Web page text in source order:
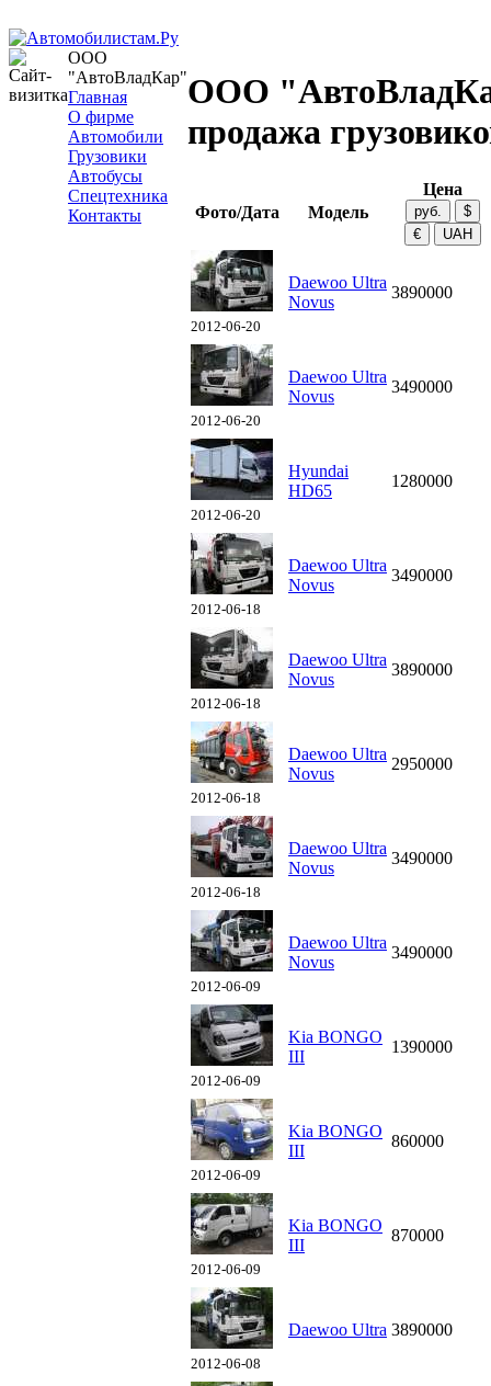
ООО
"АвтоВладКар"
Главная
О фирме
Автомобили
Грузовики
Автобусы
Спецтехника
Контакты
ООО
продажа
Фото/Дата Модель
Цена
2012-06-20
Daewoo Ultra
Novus
3890000
2012-06-20
Daewoo Ultra
Novus
3490000
2012-06-20
Hyundai
HD65
1280000
2012-06-18
Daewoo Ultra
Novus
3490000
2012-06-18
Daewoo Ultra
Novus
3890000
2012-06-18
Daewoo Ultra
Novus
2950000
2012-06-18
Daewoo Ultra
Novus
3490000
2012-06-09
Daewoo Ultra
Novus
3490000
2012-06-09
Kia BONGO
III
1390000
2012-06-09
Kia BONGO
III
860000
2012-06-09
Kia BONGO
III
870000
2012-06-08
Daewoo Ultra 3890000